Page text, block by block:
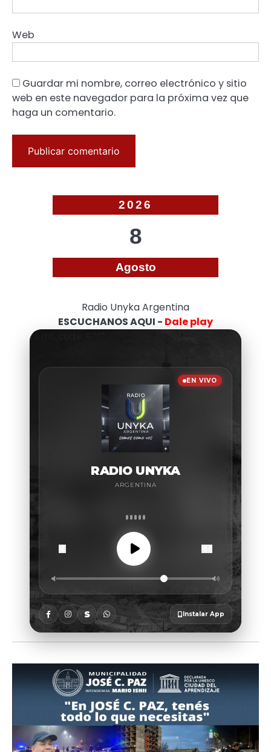
Web
Guardar mi nombre, correo electrónico y sitio
web en este navegador para la próxima vez que
haga un comentario.
2026
8
Agosto
Radio Unyka Argentina
ESCUCHANOS AQUI - Dale play